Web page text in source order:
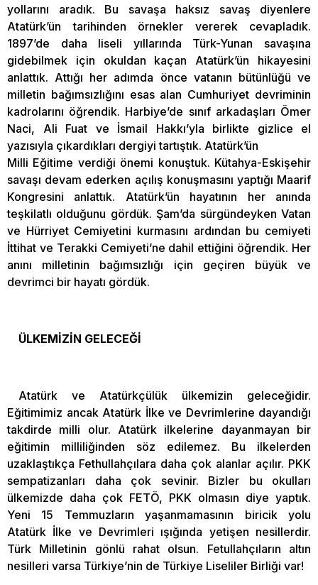
yollarını aradık. Bu savaşa haksız savaş diyenlere
Atatürk’ün tarihinden örnekler vererek cevapladık.
1897’de daha liseli yıllarında Türk-Yunan savaşına
gidebilmek için okuldan kaçan Atatürk’ün hikayesini
anlattık. Attığı her adımda önce vatanın bütünlüğü ve
milletin bağımsızlığını esas alan Cumhuriyet devriminin
kadrolarını öğrendik. Harbiye’de sınıf arkadaşları Ömer
Naci, Ali Fuat ve İsmail Hakkı’yla birlikte gizlice el
yazısıyla çıkardıkları dergiyi tartıştık. Atatürk’ün
Milli Eğitime verdiği önemi konuştuk. Kütahya-Eskişehir
savaşı devam ederken açılış konuşmasını yaptığı Maarif
Kongresini anlattık. Atatürk’ün hayatının her anında
teşkilatlı olduğunu gördük. Şam’da sürgündeyken Vatan
ve Hürriyet Cemiyetini kurmasını ardından bu cemiyeti
İttihat ve Terakki Cemiyeti’ne dahil ettiğini öğrendik. Her
anını milletinin bağımsızlığı için geçiren büyük ve
devrimci bir hayatı gördük.
ÜLKEMİZİN GELECEĞİ
Atatürk ve Atatürkçülük ülkemizin geleceğidir.
Eğitimimiz ancak Atatürk İlke ve Devrimlerine dayandığı
takdirde milli olur. Atatürk ilkelerine dayanmayan bir
eğitimin milliliğinden söz edilemez. Bu ilkelerden
uzaklaştıkça Fethullahçılara daha çok alanlar açılır. PKK
sempatizanları daha çok sevinir. Bizler bu okulları
ülkemizde daha çok FETÖ, PKK olmasın diye yaptık.
Yeni 15 Temmuzların yaşanmamasının biricik yolu
Atatürk İlke ve Devrimleri ışığında yetişen nesillerdir.
Türk Milletinin gönlü rahat olsun. Fetullahçıların altın
nesilleri varsa Türkiye’nin de Türkiye Liseliler Birliği var!